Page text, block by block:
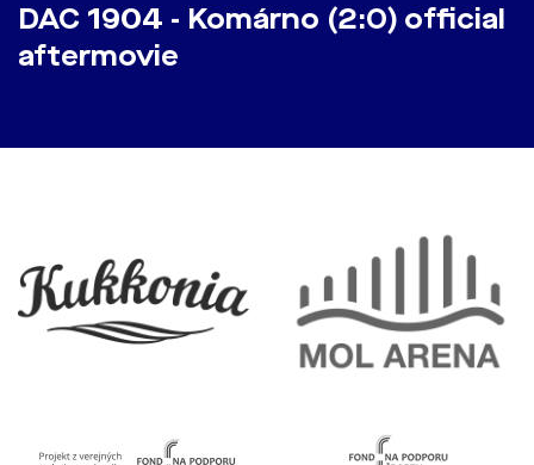
DAC 1904 - Komárno (2:0) official
aftermovie